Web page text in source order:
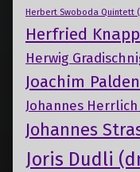
Herbert Swoboda Quintett
Herfried
Herwig
Joachim
Johannes
Johannes
Joris Dudli